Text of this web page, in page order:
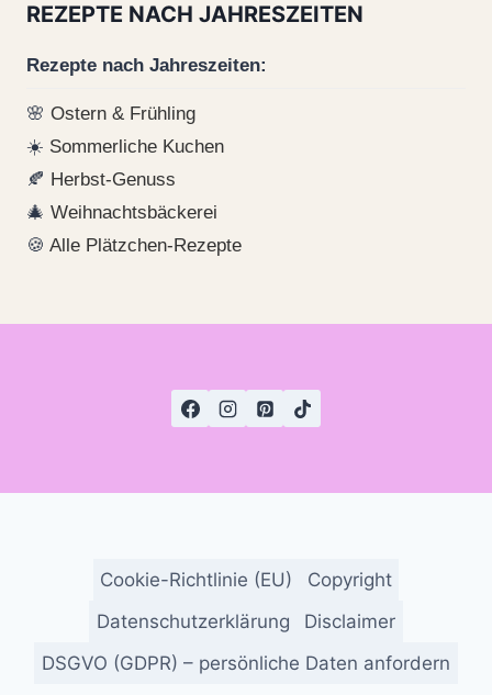
REZEPTE NACH JAHRESZEITEN
Rezepte nach Jahreszeiten:
🌸 Ostern & Frühling
☀️ Sommerliche Kuchen
🍂 Herbst-Genuss
🎄 Weihnachtsbäckerei
🍪 Alle Plätzchen-Rezepte
Cookie-Richtlinie (EU)
Copyright
Datenschutzerklärung
Disclaimer
DSGVO (GDPR) – persönliche Daten anfordern